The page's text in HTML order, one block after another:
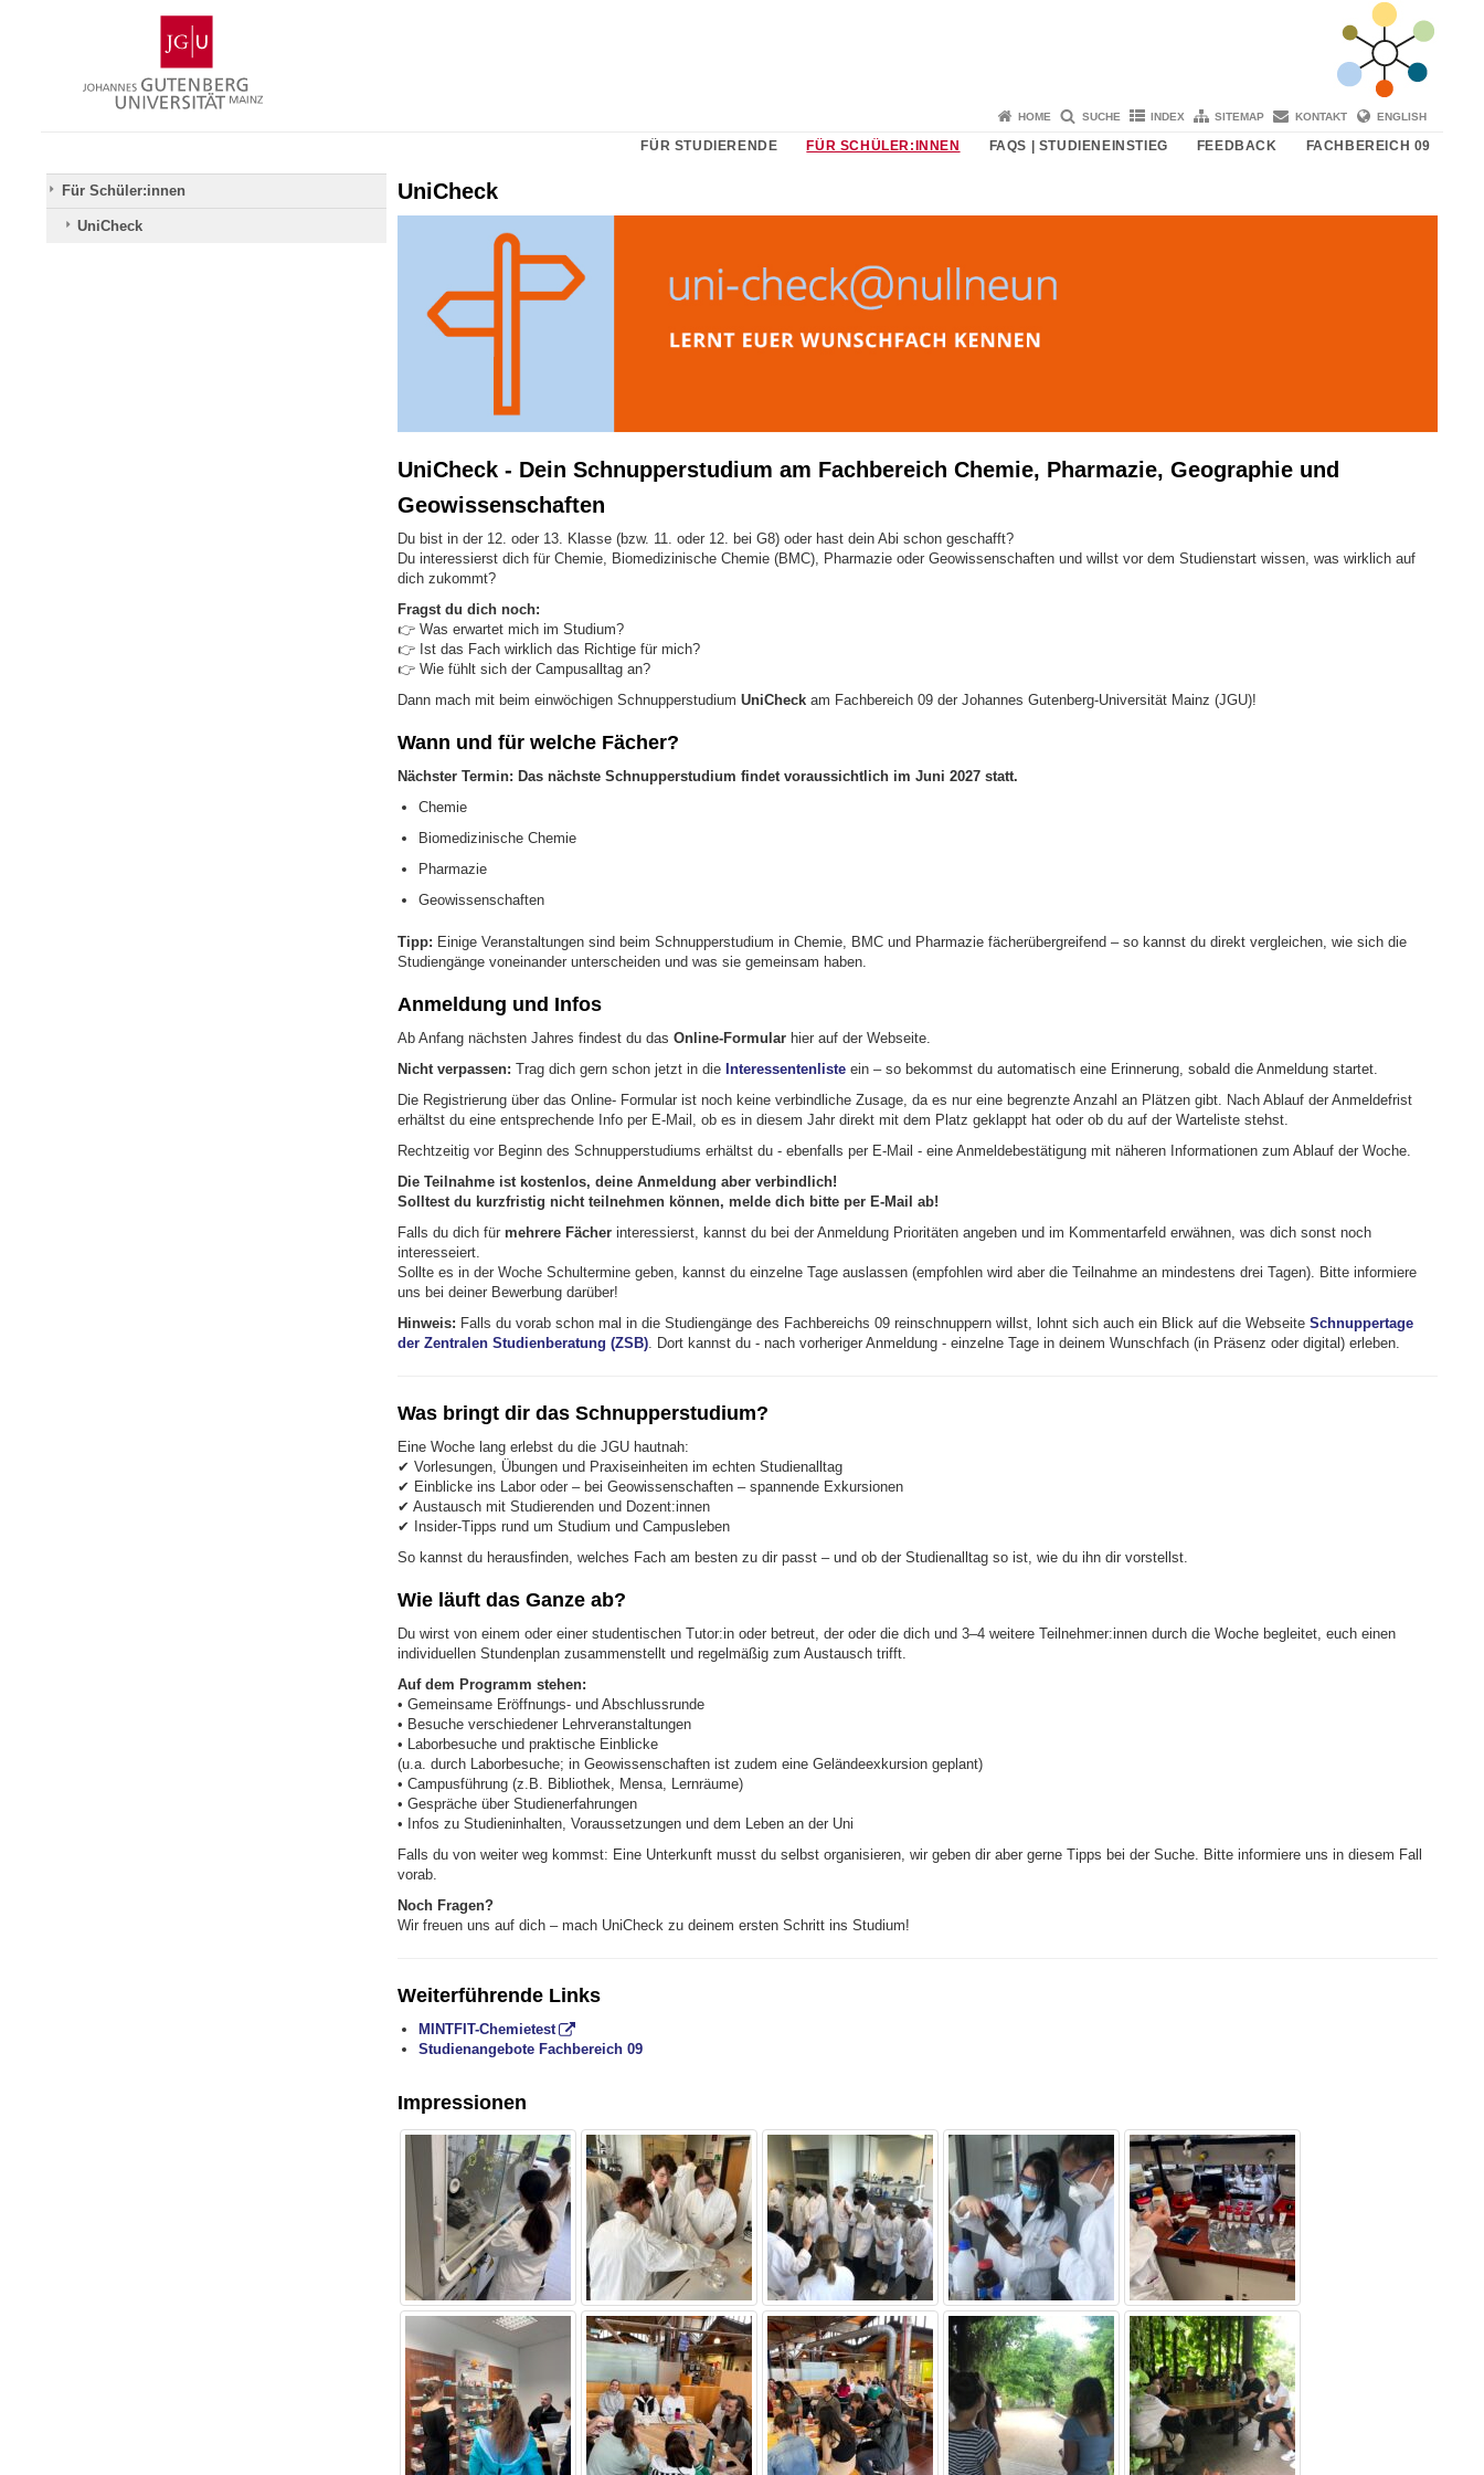
Gutenberg-
Universität
Mainz
HOME SUCHE INDEX SITEMAP KONTAKT ENGLISH
FÜR STUDIERENDE FÜR SCHÜLER:INNEN FAQS | STUDIENEINSTIEG FEEDBACK FACHBEREICH 09
Für Schüler:innen
UniCheck
UniCheck
UniCheck - Dein Schnupperstudium am Fachbereich Chemie, Pharmazie, Geographie und
Geowissenschaften
Du bist in der 12. oder 13. Klasse (bzw. 11. oder 12. bei G8) oder hast dein Abi schon geschafft?
Du interessierst dich für Chemie, Biomedizinische Chemie (BMC), Pharmazie oder Geowissenschaften und willst vor dem Studienstart wissen, was wirklich auf
dich zukommt?
Fragst du dich noch:
👉 Was erwartet mich im Studium?
👉 Ist das Fach wirklich das Richtige für mich?
👉 Wie fühlt sich der Campusalltag an?
Dann mach mit beim einwöchigen Schnupperstudium UniCheckam Fachbereich 09 der Johannes Gutenberg-Universität Mainz (JGU)!
Wann und für welche Fächer?
Nächster Termin: Das nächste Schnupperstudium findet voraussichtlich im Juni 2027 statt.
Chemie
Biomedizinische Chemie
Pharmazie
Geowissenschaften
Tipp: Einige Veranstaltungen sind beim Schnupperstudium in Chemie, BMC und Pharmazie fächerübergreifend – so kannst du direkt vergleichen, wie sich die
Studiengänge voneinander unterscheiden und was sie gemeinsam haben.
Anmeldung und Infos
Ab Anfang nächsten Jahres findest du das Online-Formularhier auf der Webseite.
Nicht verpassen: Trag dich gern schon jetzt in die Interessentenlisteein – so bekommst du automatisch eine Erinnerung, sobald die Anmeldung startet.
Die Registrierung über das Online- Formular ist noch keine verbindliche Zusage, da es nur eine begrenzte Anzahl an Plätzen gibt. Nach Ablauf der Anmeldefrist
erhältst du eine entsprechende Info per E-Mail, ob es in diesem Jahr direkt mit dem Platz geklappt hat oder ob du auf der Warteliste stehst.
Rechtzeitig vor Beginn des Schnupperstudiums erhältst du - ebenfalls per E-Mail - eine Anmeldebestätigung mit näheren Informationen zum Ablauf der Woche.
Die Teilnahme ist kostenlos, deine Anmeldung aber verbindlich!
Solltest du kurzfristig nicht teilnehmen können, melde dich bitte per E-Mail ab!
Falls du dich für mehrere Fächerinteressierst, kannst du bei der Anmeldung Prioritäten angeben und im Kommentarfeld erwähnen, was dich sonst noch
interesseiert.
Sollte es in der Woche Schultermine geben, kannst du einzelne Tage auslassen (empfohlen wird aber die Teilnahme an mindestens drei Tagen). Bitte informiere
uns bei deiner Bewerbung darüber!
Hinweis: Falls du vorab schon mal in die Studiengänge des Fachbereichs 09 reinschnuppern willst, lohnt sich auch ein Blick auf die Webseite Schnuppertage
der Zentralen Studienberatung (ZSB). Dort kannst du - nach vorheriger Anmeldung - einzelne Tage in deinem Wunschfach (in Präsenz oder digital) erleben.
Was bringt dir das Schnupperstudium?
Eine Woche lang erlebst du die JGU hautnah:
✔ Vorlesungen, Übungen und Praxiseinheiten im echten Studienalltag
✔ Einblicke ins Labor oder – bei Geowissenschaften – spannende Exkursionen
✔ Austausch mit Studierenden und Dozent:innen
✔ Insider-Tipps rund um Studium und Campusleben
So kannst du herausfinden, welches Fach am besten zu dir passt – und ob der Studienalltag so ist, wie du ihn dir vorstellst.
Wie läuft das Ganze ab?
Du wirst von einem oder einer studentischen Tutor:in oder betreut, der oder die dich und 3–4 weitere Teilnehmer:innen durch die Woche begleitet, euch einen
individuellen Stundenplan zusammenstellt und regelmäßig zum Austausch trifft.
Auf dem Programm stehen:
• Gemeinsame Eröffnungs- und Abschlussrunde
• Besuche verschiedener Lehrveranstaltungen
• Laborbesuche und praktische Einblicke
(u.a. durch Laborbesuche; in Geowissenschaften ist zudem eine Geländeexkursion geplant)
• Campusführung (z.B. Bibliothek, Mensa, Lernräume)
• Gespräche über Studienerfahrungen
• Infos zu Studieninhalten, Voraussetzungen und dem Leben an der Uni
Falls du von weiter weg kommst: Eine Unterkunft musst du selbst organisieren, wir geben dir aber gerne Tipps bei der Suche. Bitte informiere uns in diesem Fall
vorab.
Noch Fragen?
Wir freuen uns auf dich – mach UniCheck zu deinem ersten Schritt ins Studium!
Weiterführende Links
MINTFIT-Chemietest
Studienangebote Fachbereich 09
Impressionen